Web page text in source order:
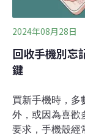
麥克風，可錄
2024年08月28日
回收手機別忘
鍵
買新手機時，多
外，或因為喜歡
要求，手機殼經